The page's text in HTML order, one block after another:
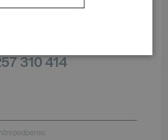
o programu
310 414
podporou